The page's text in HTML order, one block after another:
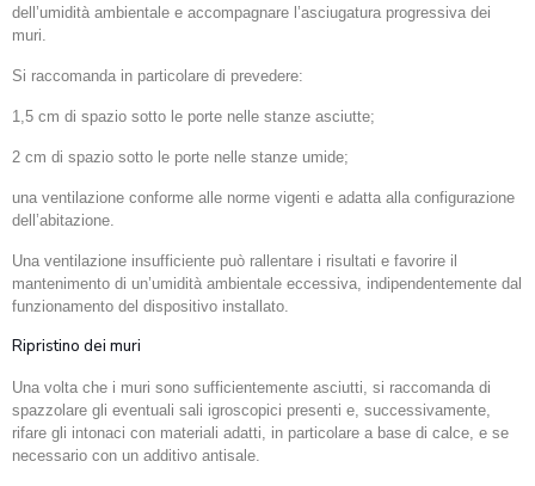
dell’umidità ambientale e accompagnare l’asciugatura progressiva dei
muri.
Si raccomanda in particolare di prevedere:
1,5 cm di spazio sotto le porte nelle stanze asciutte;
2 cm di spazio sotto le porte nelle stanze umide;
una ventilazione conforme alle norme vigenti e adatta alla configurazione
dell’abitazione.
Una ventilazione insufficiente può rallentare i risultati e favorire il
mantenimento di un’umidità ambientale eccessiva, indipendentemente dal
funzionamento del dispositivo installato.
Ripristino dei muri
Una volta che i muri sono sufficientemente asciutti, si raccomanda di
spazzolare gli eventuali sali igroscopici presenti e, successivamente,
rifare gli intonaci con materiali adatti, in particolare a base di calce, e se
necessario con un additivo antisale.